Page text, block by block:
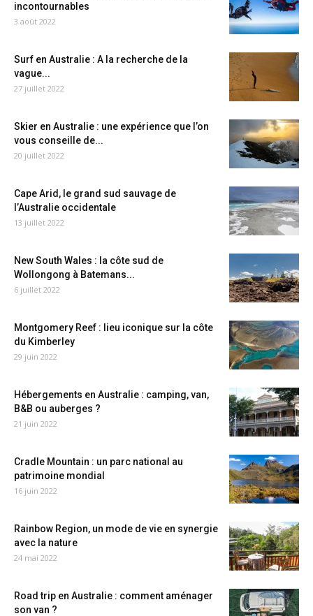
incontournables
3 août 2022
Surf en Australie : A la recherche de la
vague...
27 juillet 2022
Skier en Australie : une expérience que l’on
vous conseille de...
20 juillet 2022
Cape Arid, le grand sud sauvage de
l’Australie occidentale
13 juillet 2022
New South Wales : la côte sud de
Wollongong à Batemans...
6 juillet 2022
Montgomery Reef : lieu iconique sur la côte
du Kimberley
29 juin 2022
Hébergements en Australie : camping, van,
B&B ou auberges ?
21 juin 2022
Cradle Mountain : un parc national au
patrimoine mondial
16 juin 2022
Rainbow Region, un mode de vie en synergie
avec la nature
24 mai 2022
Road trip en Australie : comment aménager
son van ?